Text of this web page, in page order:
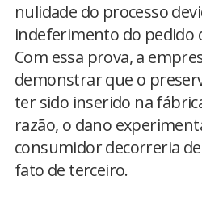
nulidade do processo
indeferimento do pedido
Com essa prova, a
demonstrar que o
ter sido inserido na
razão, o dano
consumidor decorreria
fato de terceiro.